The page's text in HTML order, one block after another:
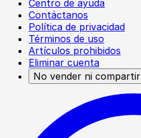
Centro de ayuda
Contáctanos
Política de privacidad
Términos de uso
Artículos prohibidos
Eliminar cuenta
No vender ni